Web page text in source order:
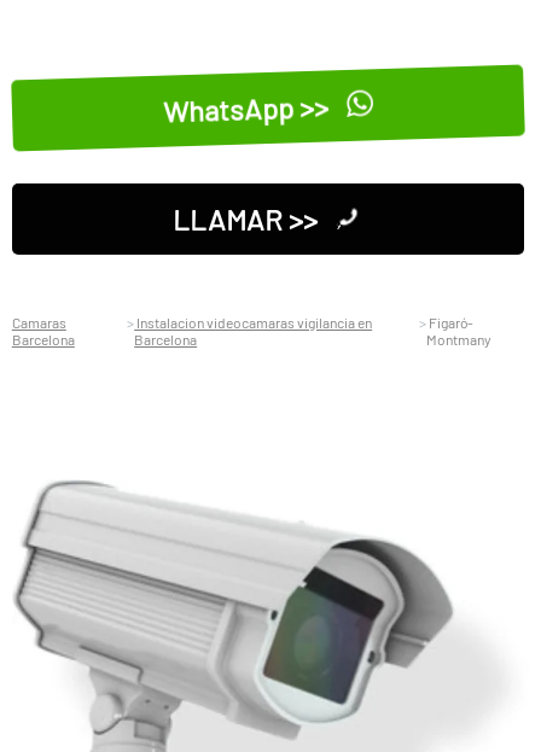
WhatsApp >>
LLAMAR >>
Camaras
Barcelona
Instalacion videocamaras vigilancia en
Barcelona
Figaró-
Montmany